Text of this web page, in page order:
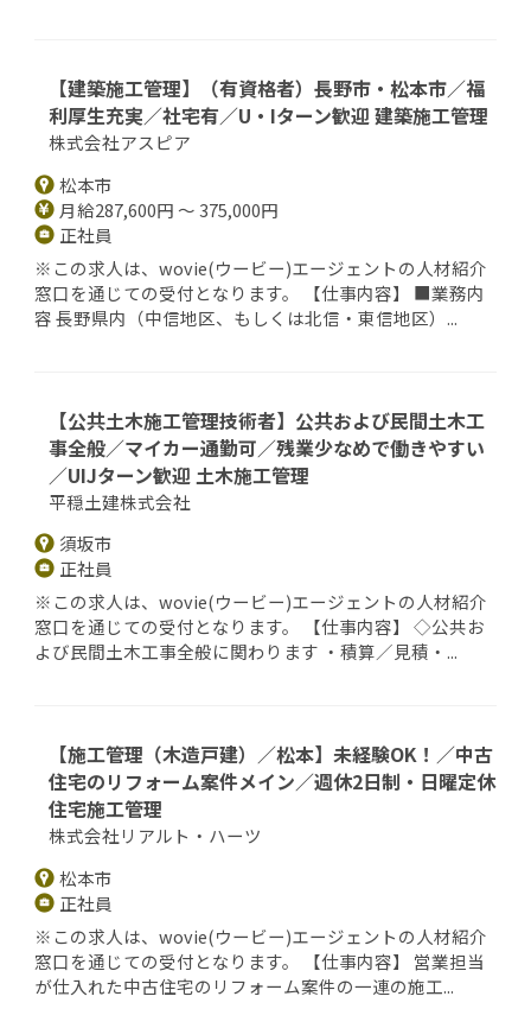
【建築施⼯管理】（有資格者）長野市・松本市／福
利厚⽣充実／社宅有／U・Iターン歓迎 建築施工管理
株式会社アスピア
松本市
月給287,600円 ～ 375,000円
正社員
※この求人は、wovie(ウービー)エージェントの人材紹介
窓口を通じての受付となります。 【仕事内容】 ■業務内
容 ⻑野県内（中信地区、もしくは北信・東信地区）...
【公共土木施工管理技術者】公共および民間土木工
事全般／マイカー通勤可／残業少なめで働きやすい
／UIJターン歓迎 土木施工管理
平穏土建株式会社
須坂市
正社員
※この求人は、wovie(ウービー)エージェントの人材紹介
窓口を通じての受付となります。 【仕事内容】 ◇公共お
よび民間土木工事全般に関わります ・積算／見積・...
【施工管理（木造戸建）／松本】未経験OK！／中古
住宅のリフォーム案件メイン／週休2日制・日曜定休
住宅施工管理
株式会社リアルト・ハーツ
松本市
正社員
※この求人は、wovie(ウービー)エージェントの人材紹介
窓口を通じての受付となります。 【仕事内容】 営業担当
が仕入れた中古住宅のリフォーム案件の一連の施工...